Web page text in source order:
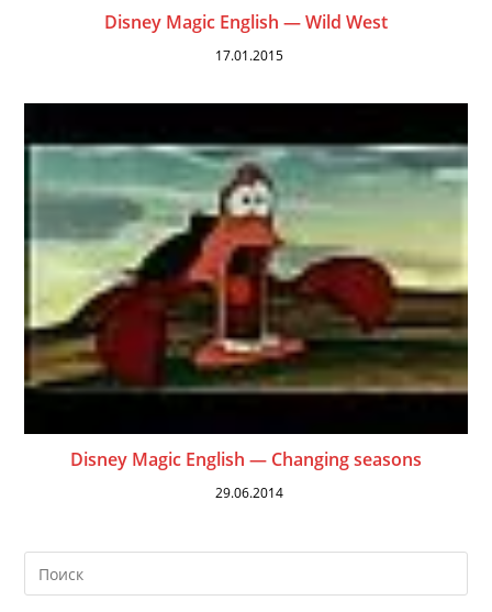
Disney Magic English — Wild West
17.01.2015
Disney Magic English — Changing seasons
29.06.2014